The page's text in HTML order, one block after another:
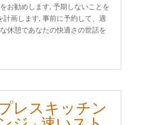
お勧めします, 予期しないことを
計画します, 事前に予約して、適
休憩であなたの快適さの世話を
レスキッチン